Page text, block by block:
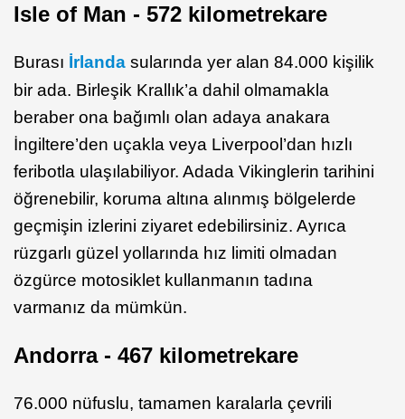
Isle of Man - 572 kilometrekare
Burası İrlanda sularında yer alan 84.000 kişilik
bir ada. Birleşik Krallık’a dahil olmamakla
beraber ona bağımlı olan adaya anakara
İngiltere’den uçakla veya Liverpool’dan hızlı
feribotla ulaşılabiliyor. Adada Vikinglerin tarihini
öğrenebilir, koruma altına alınmış bölgelerde
geçmişin izlerini ziyaret edebilirsiniz. Ayrıca
rüzgarlı güzel yollarında hız limiti olmadan
özgürce motosiklet kullanmanın tadına
varmanız da mümkün.
Andorra - 467 kilometrekare
76.000 nüfuslu, tamamen karalarla çevrili